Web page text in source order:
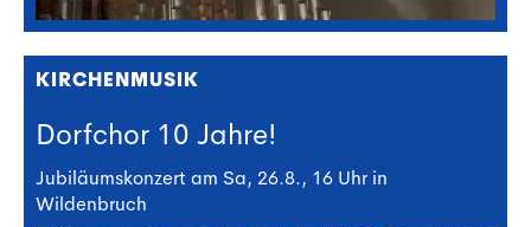
KIRCHENMUSIK
Dorfchor 10 Jahre!
Jubiläumskonzert am Sa, 26.8., 16 Uhr in
Wildenbruch